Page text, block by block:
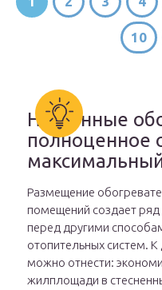
10
Настенные
полноценное
Размещение
помещений создает
перед другими
отопительных систем.
можно отнести:
жилплощади в